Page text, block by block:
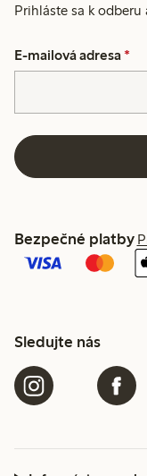
Prihláste sa k odberu
E-mailová adresa *
Bezpečné platby
Sledujte nás